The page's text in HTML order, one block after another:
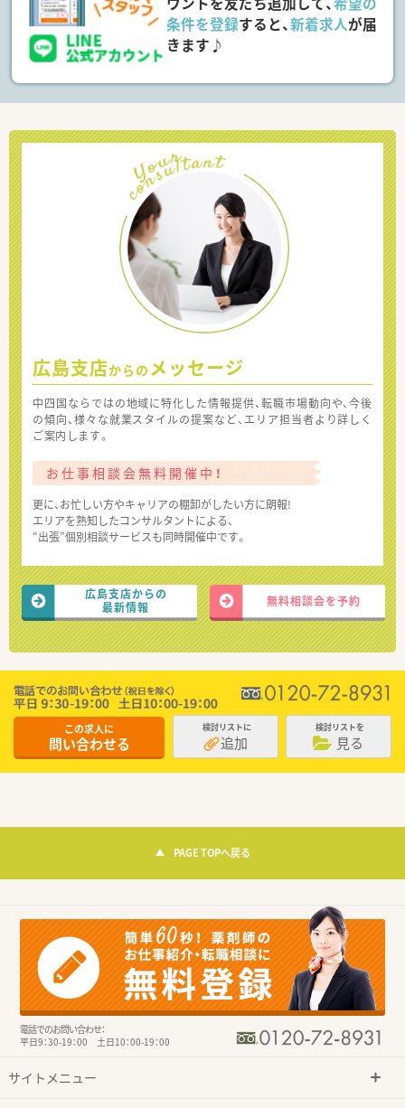
条件を登録すると、新着求人が届
きます♪
広島支店からの メッセージ
中四国ならではの地域に特化した情報提供、転職市場動向や、今後
の傾向、様々な就業スタイルの提案など、エリア担当者より詳しく
ご案内します。
お仕事相談会無料開催中！
更に、お忙しい方やキャリアの棚卸がしたい方に朗報!
エリアを熟知したコンサルタントによる、
“出張”個別相談サービスも同時開催中です。
広島支店からの
最新情報
無料相談会を予約
この求人に
問い合わせる
検討リストに
追加
検討リストを
見る
PAGE TOPへ戻る
電話でのお問い合わせ：
平日9：30-19：00 土日10：00-19：00
サイトメニュー